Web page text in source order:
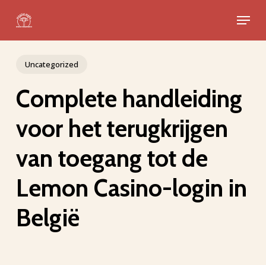
main
Menu
Uncategorized
Complete handleiding
voor het terugkrijgen
van toegang tot de
Lemon Casino-login in
België